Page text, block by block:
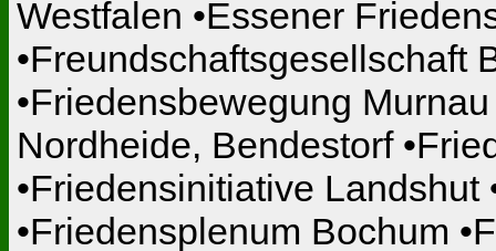
Westfalen •Essener
•Freundschaftsgesellschaft
•Friedensbewegung
Nordheide, Bendestorf
•Friedensinitiative
•Friedensplenum Bochum